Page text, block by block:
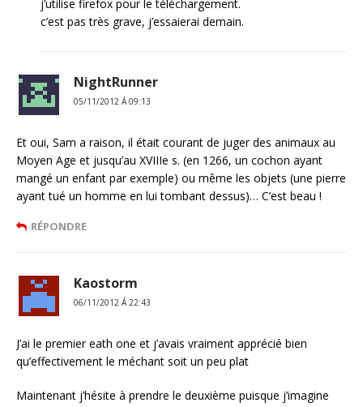
j’utilise firefox pour le téléchargement.
c’est pas très grave, j’essaierai demain.
NightRunner
05/11/2012 Á 09:13
Et oui, Sam a raison, il était courant de juger des animaux au
Moyen Age et jusqu’au XVIIIe s. (en 1266, un cochon ayant
mangé un enfant par exemple) ou même les objets (une pierre
ayant tué un homme en lui tombant dessus)… C’est beau !
RÉPONDRE
Kaostorm
06/11/2012 Á 22:43
J’ai le premier eath one et j’avais vraiment apprécié bien
qu’effectivement le méchant soit un peu plat
Maintenant j’hésite à prendre le deuxième puisque j’imagine